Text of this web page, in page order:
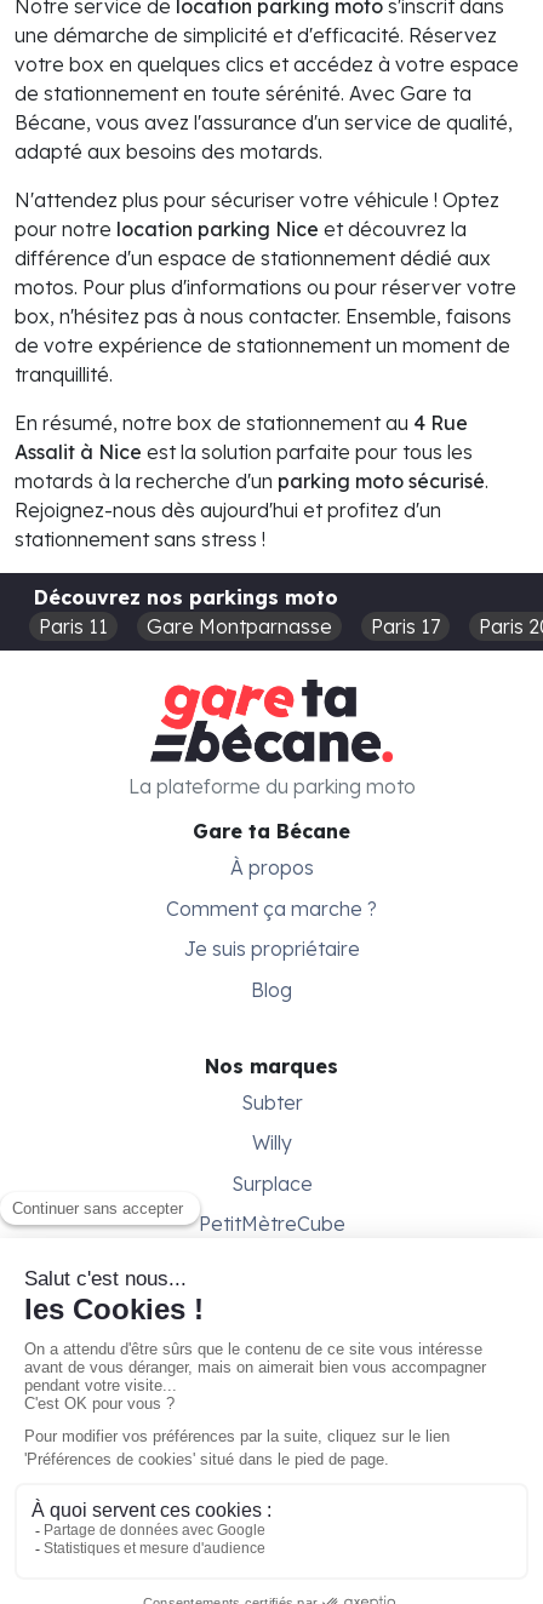
Notre service de location parking moto s'inscrit dans
une démarche de simplicité et d'efficacité. Réservez
votre box en quelques clics et accédez à votre espace
de stationnement en toute sérénité. Avec Gare ta
Bécane, vous avez l'assurance d'un service de qualité,
adapté aux besoins des motards.
N'attendez plus pour sécuriser votre véhicule ! Optez
pour notre location parking Nice et découvrez la
différence d'un espace de stationnement dédié aux
motos. Pour plus d'informations ou pour réserver votre
box, n'hésitez pas à nous contacter. Ensemble, faisons
de votre expérience de stationnement un moment de
tranquillité.
En résumé, notre box de stationnement au 4 Rue
Assalit à Nice est la solution parfaite pour tous les
motards à la recherche d'un parking moto sécurisé.
Rejoignez-nous dès aujourd'hui et profitez d'un
stationnement sans stress !
Découvrez nos parkings moto
Paris 11
Gare Montparnasse Paris 17 Paris
Gare ta Bécane
À propos
Comment ça marche ?
Je suis propriétaire
Blog
Nos marques
Subter
Willy
Surplace
PetitMètreCube
Besoin d'aide ?
Conditions générales
Gestion des cookies
La plateforme du parking moto
Copyright © 2026 - Gare ta Bécanemarque de